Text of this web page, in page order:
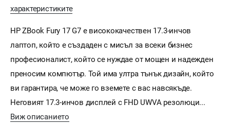
характеристиките
HP ZBook Fury 17 G7 е висококачествен 17.3-инчов
лаптоп, който е създаден с мисъл за всеки бизнес
професионалист, който се нуждае от мощен и надежден
преносим компютър. Той има ултра тънък дизайн, който
ви гарантира, че може го вземете с вас навсякъде.
Неговият 17.3-инчов дисплей с FHD UWVA резолюци...
Виж описанието